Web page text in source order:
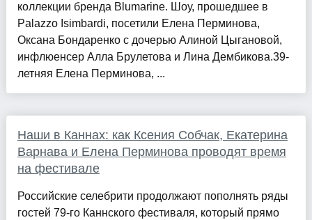
коллекции бренда Blumarine. Шоу, прошедшее в
Palazzo Isimbardi, посетили Елена Перминова,
Оксана Бондаренко с дочерью Алиной Цыгановой,
инфлюенсер Алла Брулетова и Лина Дембикова.39-
летняя Елена Перминова, ...
Наши в Каннах: как Ксения Собчак, Екатерина
Варнава и Елена Перминова проводят время
на фестивале
Российские селебрити продолжают пополнять ряды
гостей 79-го Каннского фестиваля, который прямо